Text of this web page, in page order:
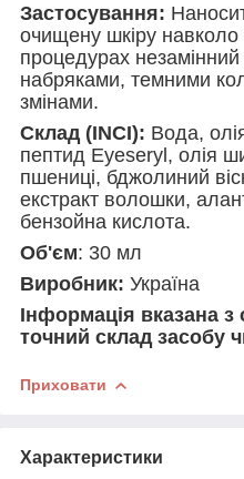
Застосування:
очищену шкіру
процедурах незамінний
набряками, темними
змінами.
Склад (INCI): Вода,
пептид Eyeseryl, олія
пшениці, бджолиний
екстракт волошки,
бензойна кислота.
Об'єм: 30 мл
Виробник: Україна
Інформація вказана
точний склад засобу
Приховати
Характеристики